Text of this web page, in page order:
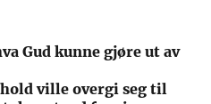
Gud kunne gjøre ut av
ville overgi seg til